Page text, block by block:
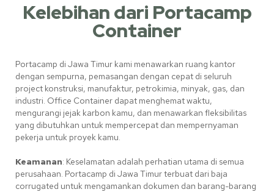
Kelebihan dari Portacamp
Container
Portacamp di Jawa Timur kami menawarkan ruang kantor
dengan sempurna, pemasangan dengan cepat di seluruh
project konstruksi, manufaktur, petrokimia, minyak, gas, dan
industri. Office Container dapat menghemat waktu,
mengurangi jejak karbon kamu, dan menawarkan fleksibilitas
yang dibutuhkan untuk mempercepat dan mempernyaman
pekerja untuk proyek kamu.
Keamanan: Keselamatan adalah perhatian utama di semua
perusahaan. Portacamp di Jawa Timurterbuat dari baja
corrugated untuk mengamankan dokumen dan barang-barang